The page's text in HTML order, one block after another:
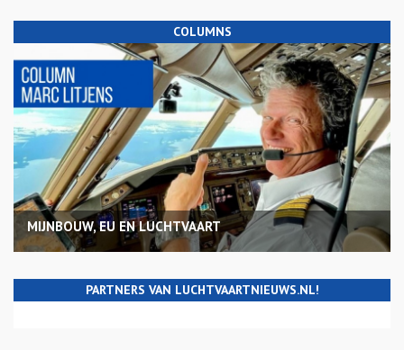
COLUMNS
MIJNBOUW, EU EN LUCHTVAART
PARTNERS VAN LUCHTVAARTNIEUWS.NL!